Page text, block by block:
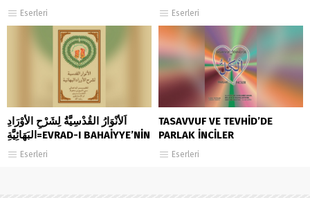
Eserleri Eserleri
اَلأَنْوَارُ القُدْسِيَّةُ لِشَرْحِ الأَوْرَادِ
البَهَائِيَّةِ=EVRAD-I BAHAİYYE’NİN
TERCÜME VE ŞERHİ
Eserleri
TASAVVUF VE TEVHİD’DE
PARLAK İNCİLER
Eserleri